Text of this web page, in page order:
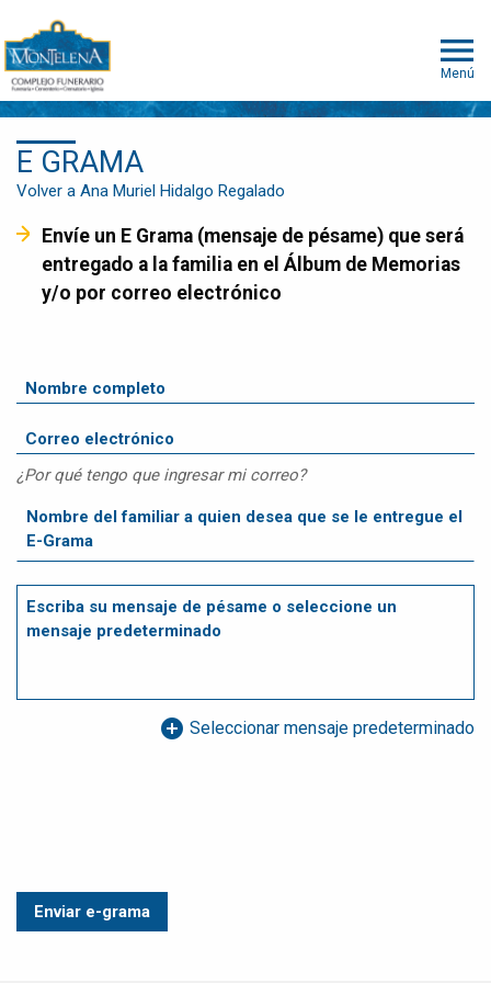
Menú
E GRAMA
Volver a Ana Muriel Hidalgo Regalado
Envíe un E Grama (mensaje de pésame) que será
entregado a la familia en el Álbum de Memorias
y/o por correo electrónico
¿Por qué tengo que ingresar mi correo?
add_circle Seleccionar mensaje predeterminado